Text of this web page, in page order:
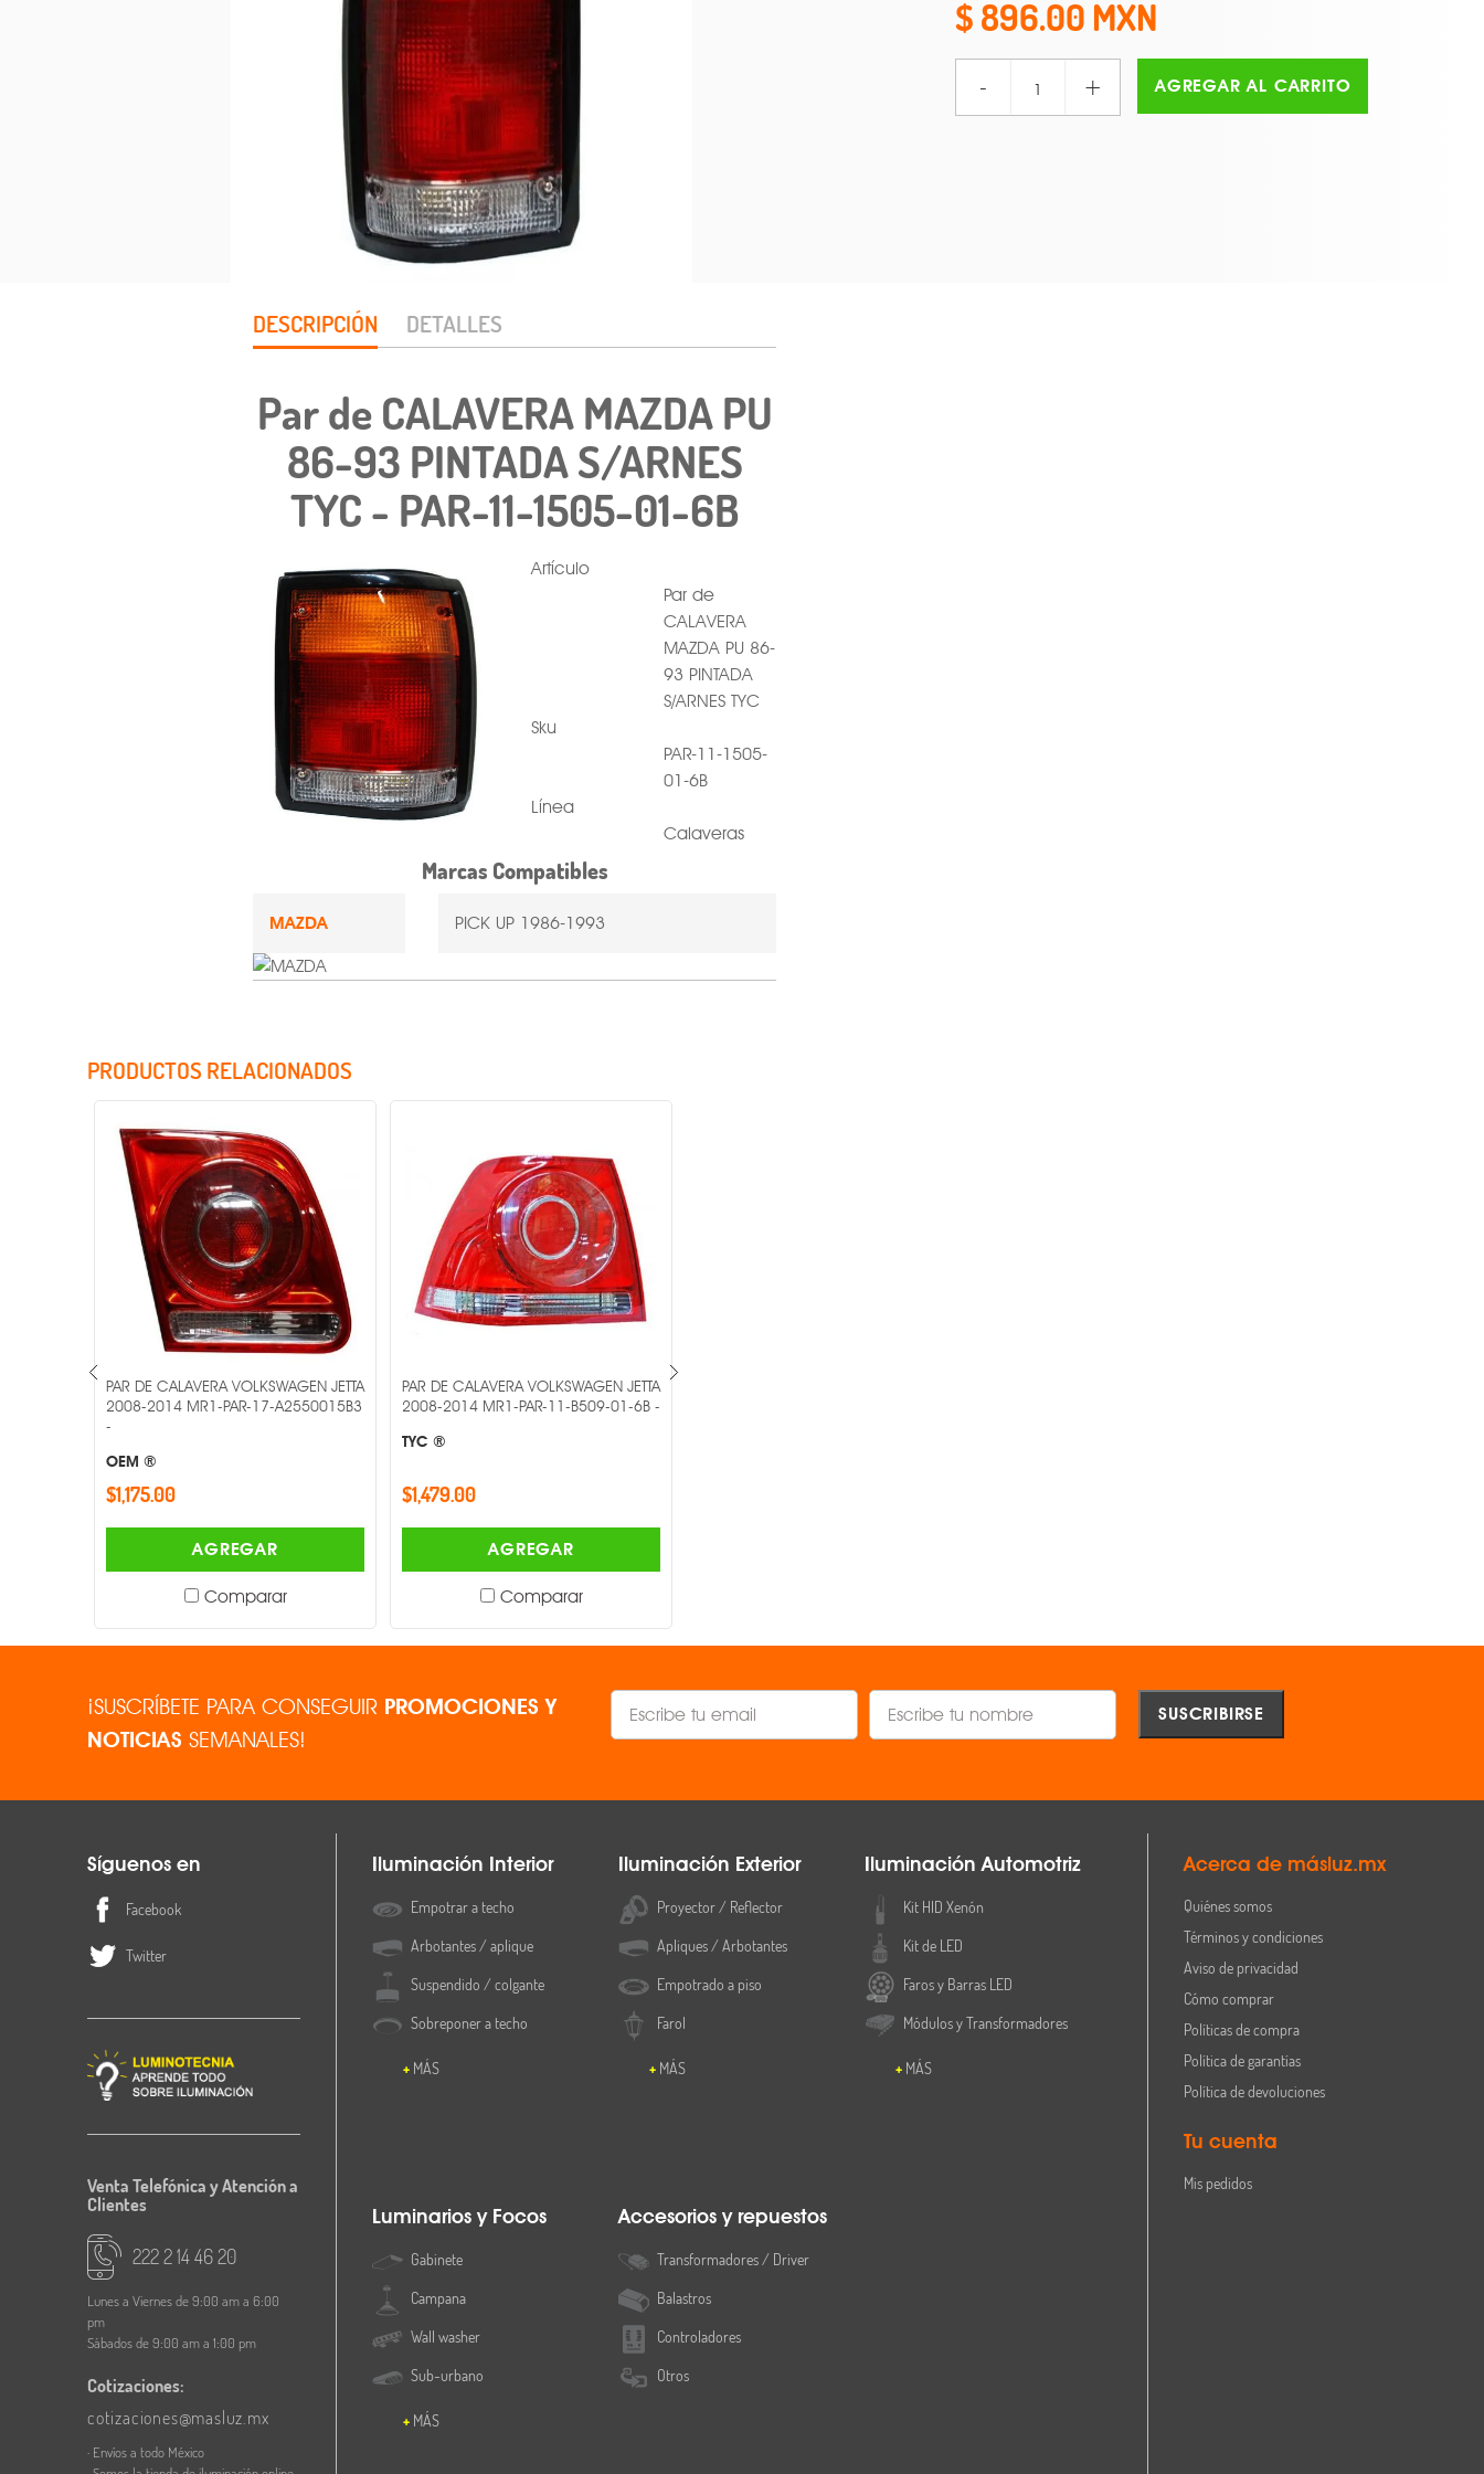
896.00
- + AGREGAR AL CARRITO
DESCRIPCIÓN DETALLES
Par de CALAVERA MAZDA PU
86-93 PINTADA S/ARNES
TYC - PAR-11-1505-01-6B
Artículo
Par de
CALAVERA
MAZDA PU 86-
93 PINTADA
S/ARNES TYC
Sku
PAR-11-1505-
01-6B
Línea
Calaveras
Marcas Compatibles
MAZDA PICK UP 1986-1993
Incluye Cristales
PRODUCTOS RELACIONADOS
PAR DE CALAVERA VOLKSWAGEN JETTA
2008-2014 MR1-PAR-17-A2550015B3
-
OEM ®
$1,175.00
AGREGAR
Comparar
PAR DE CALAVERA VOLKSWAGEN JETTA
2008-2014 MR1-PAR-11-B509-01-6B -
TYC ®
$1,479.00
AGREGAR
Comparar
¡SUSCRÍBETE PARA CONSEGUIR PROMOCIONES Y
NOTICIAS SEMANALES!
Síguenos en
Facebook
Twitter
Venta Telefónica y Atención a
Clientes
222 2 14 46 20
Lunes a Viernes de 9:00 am a 6:00
pm
Sábados de 9:00 am a 1:00 pm
Cotizaciones:
cotizaciones@masluz.mx
· Envíos a todo México
Iluminación Interior
Empotrar a techo
Arbotantes / aplique
Suspendido / colgante
Sobreponer a techo
MÁS
Iluminación Exterior
Proyector / Reflector
Apliques / Arbotantes
Empotrado a piso
Farol
MÁS
Iluminación Automotriz
Kit HID Xenón
Kit de LED
Faros y Barras LED
Módulos y Transformadores
MÁS
Luminarios y Focos
Gabinete
Campana
Wall washer
Sub-urbano
MÁS
Accesorios y repuestos
Transformadores / Driver
Balastros
Controladores
Otros
Acerca de másluz.mx
Quiénes somos
Términos y condiciones
Aviso de privacidad
Cómo comprar
Políticas de compra
Política de garantías
Política de devoluciones
Tu cuenta
Mis pedidos